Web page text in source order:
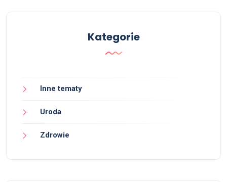
Kategorie
Inne tematy
Uroda
Zdrowie